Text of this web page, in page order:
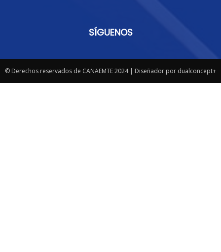
SÍGUENOS
© Derechos reservados de CANAEMTE 2024 | Diseñador por dualconcept+